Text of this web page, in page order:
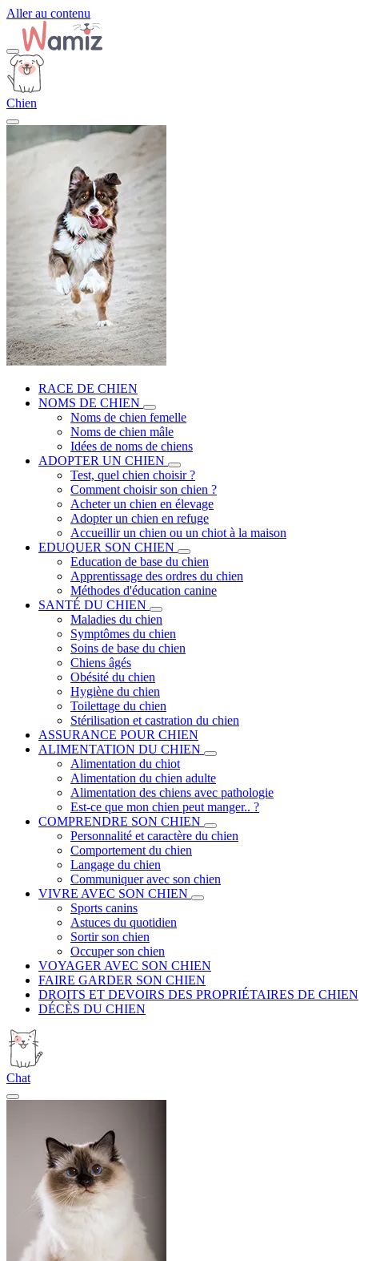
Aller au contenu
Chien
RACE DE CHIEN
NOMS DE CHIEN
Noms de chien femelle
Noms de chien mâle
Idées de noms de chiens
ADOPTER UN CHIEN
Test, quel chien choisir ?
Comment choisir son chien ?
Acheter un chien en élevage
Adopter un chien en refuge
Accueillir un chien ou un chiot à la maison
EDUQUER SON CHIEN
Education de base du chien
Apprentissage des ordres du chien
Méthodes d'éducation canine
SANTÉ DU CHIEN
Maladies du chien
Symptômes du chien
Soins de base du chien
Chiens âgés
Obésité du chien
Hygiène du chien
Toilettage du chien
Stérilisation et castration du chien
ASSURANCE POUR CHIEN
ALIMENTATION DU CHIEN
Alimentation du chiot
Alimentation du chien adulte
Alimentation des chiens avec pathologie
Est-ce que mon chien peut manger.. ?
COMPRENDRE SON CHIEN
Personnalité et caractère du chien
Comportement du chien
Langage du chien
Communiquer avec son chien
VIVRE AVEC SON CHIEN
Sports canins
Astuces du quotidien
Sortir son chien
Occuper son chien
VOYAGER AVEC SON CHIEN
FAIRE GARDER SON CHIEN
DROITS ET DEVOIRS DES PROPRIÉTAIRES DE CHIEN
DÉCÈS DU CHIEN
Chat